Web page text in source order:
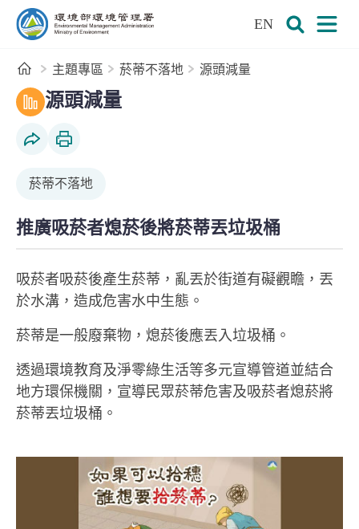
跳到主要內容區塊
EN
首頁主題專區 菸蒂不落地 源頭減量
源頭減量
菸蒂不落地
推廣吸菸者熄菸後將菸蒂丟垃圾桶
吸菸者吸菸後產生菸蒂，亂丟於街道有礙觀瞻，丟
於水溝，造成危害水中生態。
菸蒂是一般廢棄物，熄菸後應丟入垃圾桶。
透過環境教育及淨零綠生活等多元宣導管道並結合
地方環保機關，宣導民眾菸蒂危害及吸菸者熄菸將
菸蒂丟垃圾桶。
響應世界環境日 環境部攜手青商會實踐菸蒂不落地行
2025 地球日 環境部攜手全民三大行動挺地球
環境部與國際青年商會共同推動「菸蒂不落地 環境更
地球日行動｜落實環保從「不落地的煙蒂」開始
2025 地球日【Team Planet 挺地球 GO 淨 】活動｜一
Team Planet 挺地球 GO 淨 行動完淨！